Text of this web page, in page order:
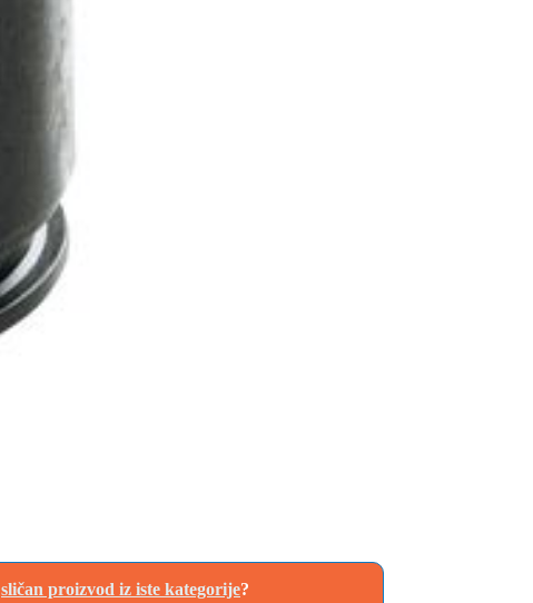
sličan proizvod iz iste kategorije?